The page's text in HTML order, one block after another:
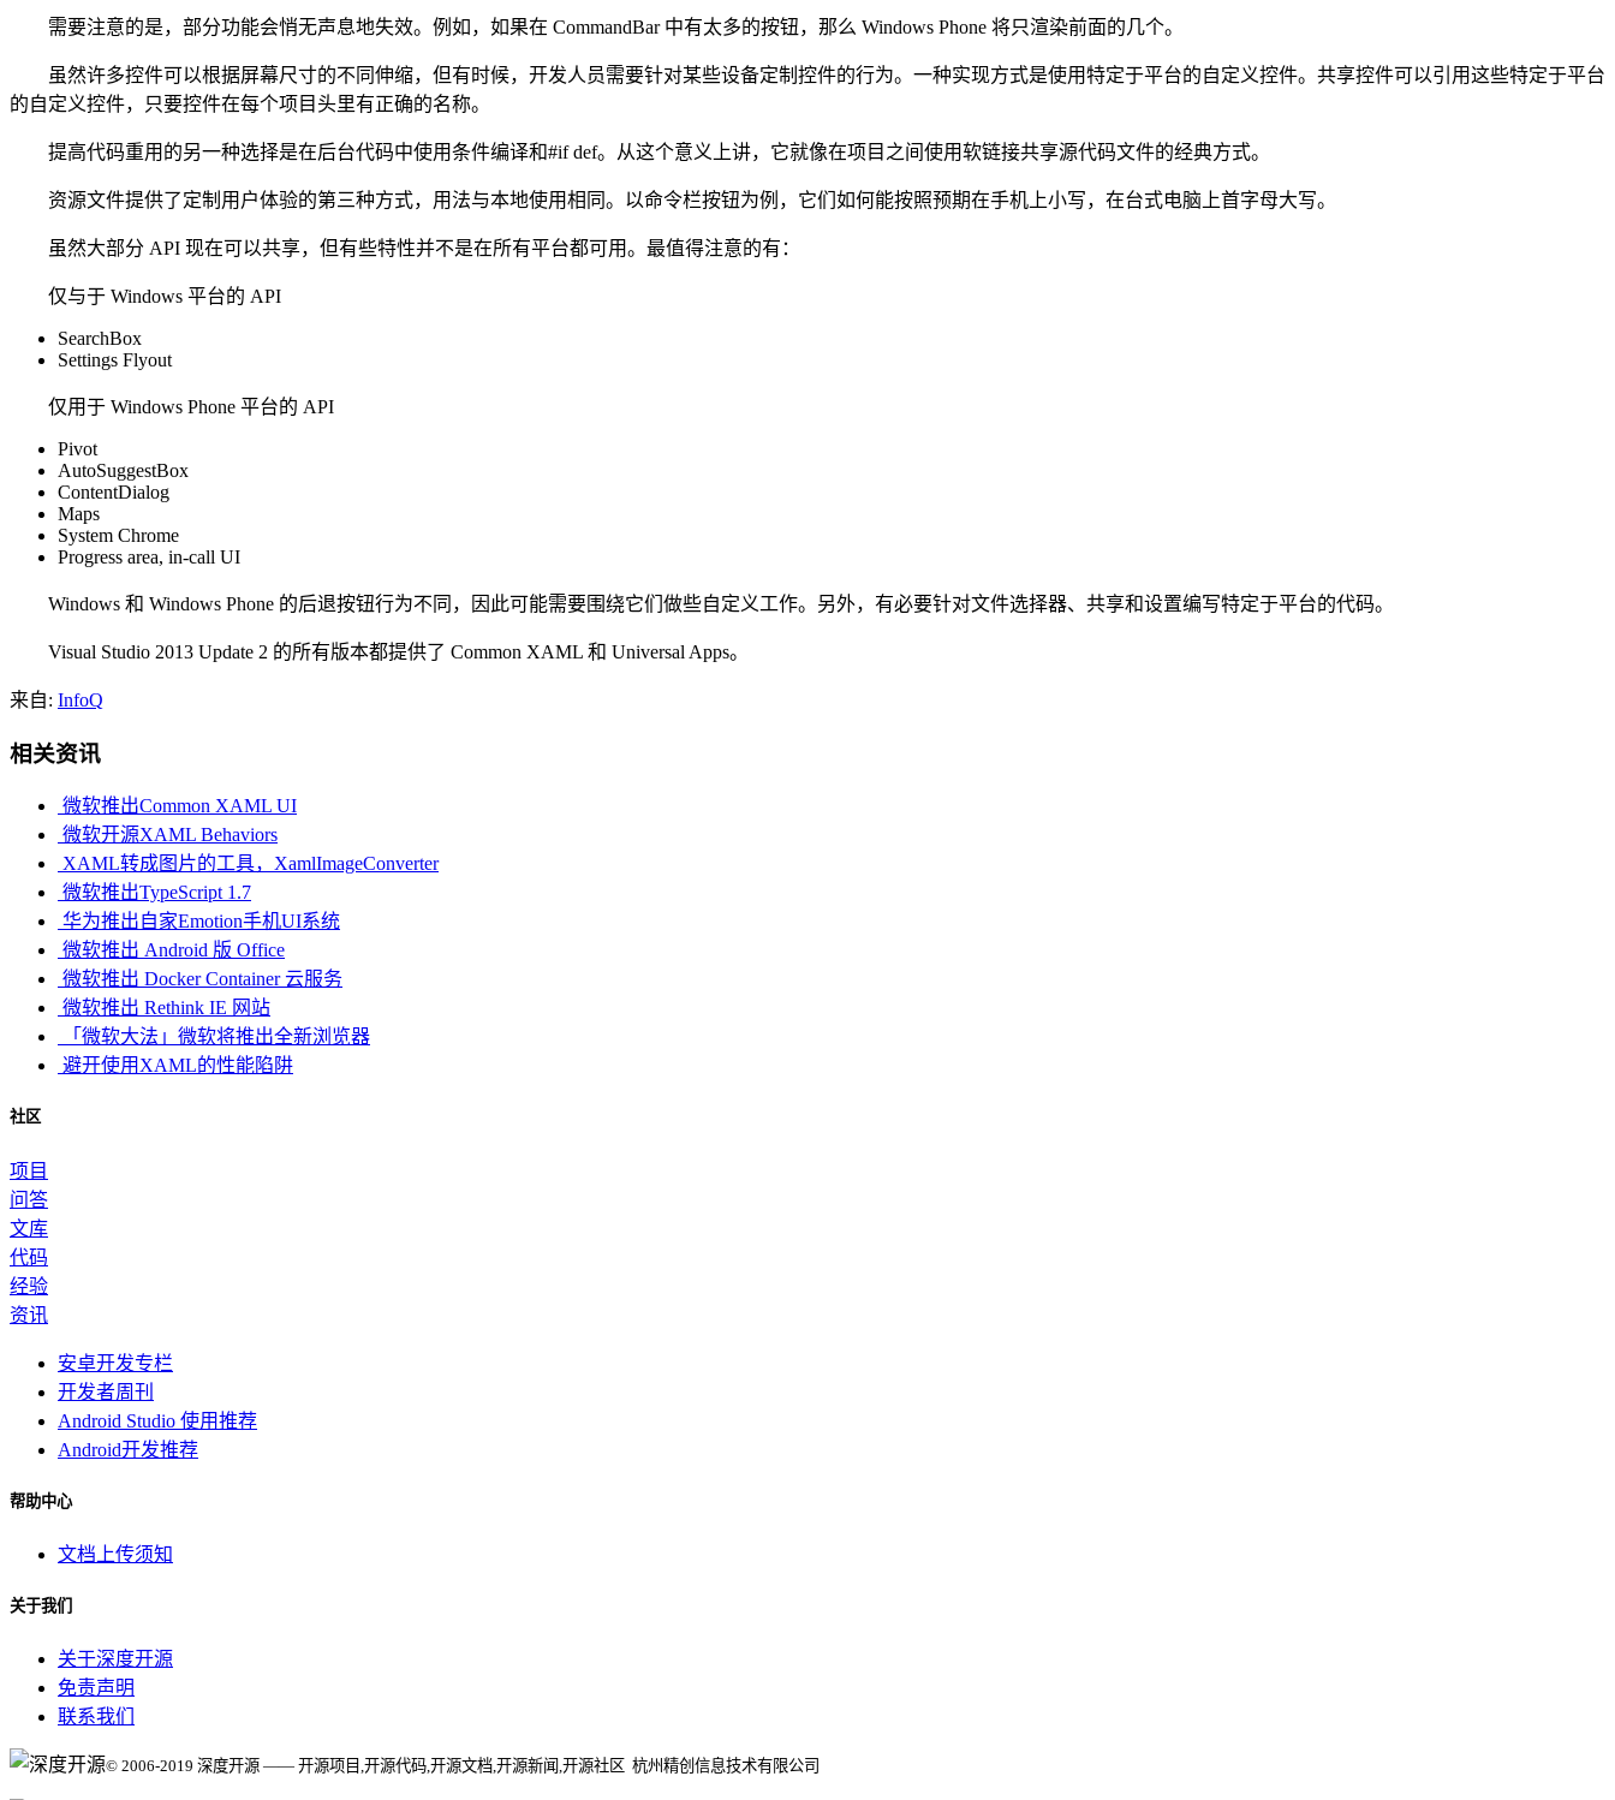
需要注意的是，部分功能会悄无声息地失效。例如，如果在 CommandBar 中有太多的按钮，那么 Windows Phone 将只渲染前面的几个。
虽然许多控件可以根据屏幕尺寸的不同伸缩，但有时候，开发人员需要针对某些设备定制控件的行为。一种实现方式是使用特定于平台的自定义控件。共享控件可以引用这些特定于平台
的自定义控件，只要控件在每个项目头里有正确的名称。
提高代码重用的另一种选择是在后台代码中使用条件编译和#if def。从这个意义上讲，它就像在项目之间使用软链接共享源代码文件的经典方式。
资源文件提供了定制用户体验的第三种方式，用法与本地使用相同。以命令栏按钮为例，它们如何能按照预期在手机上小写，在台式电脑上首字母大写。
虽然大部分 API 现在可以共享，但有些特性并不是在所有平台都可用。最值得注意的有：
仅与于 Windows 平台的 API
SearchBox
Settings Flyout
仅用于 Windows Phone 平台的 API
Pivot
AutoSuggestBox
ContentDialog
Maps
System Chrome
Progress area, in-call UI
Windows 和 Windows Phone 的后退按钮行为不同，因此可能需要围绕它们做些自定义工作。另外，有必要针对文件选择器、共享和设置编写特定于平台的代码。
Visual Studio 2013 Update 2 的所有版本都提供了 Common XAML 和 Universal Apps。
来自: InfoQ
相关资讯
微软推出Common XAML UI
微软开源XAML Behaviors
XAML转成图片的工具，XamlImageConverter
微软推出TypeScript 1.7
华为推出自家Emotion手机UI系统
微软推出 Android 版 Office
微软推出 Docker Container 云服务
微软推出 Rethink IE 网站
「微软大法」微软将推出全新浏览器
避开使用XAML的性能陷阱
社区
项目
问答
文库
代码
经验
资讯
安卓开发专栏
开发者周刊
Android Studio 使用推荐
Android开发推荐
帮助中心
文档上传须知
关于我们
关于深度开源
免责声明
联系我们
© 2006-2019 深度开源 —— 开源项目,开源代码,开源文档,开源新闻,开源社区 杭州精创信息技术有限公司